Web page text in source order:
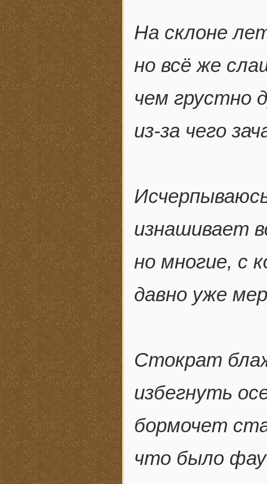
На склоне
но всё же
чем грустно
из-за чего
изнашивает
но многие, с
давно уже
Стократ
избегнуть
бормочет
что было